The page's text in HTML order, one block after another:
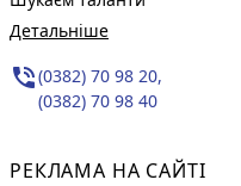
Детальніше
phone_in_talk(0382) 70 98 20,
(0382) 70 98 40
РЕКЛАМА НА САЙТІ